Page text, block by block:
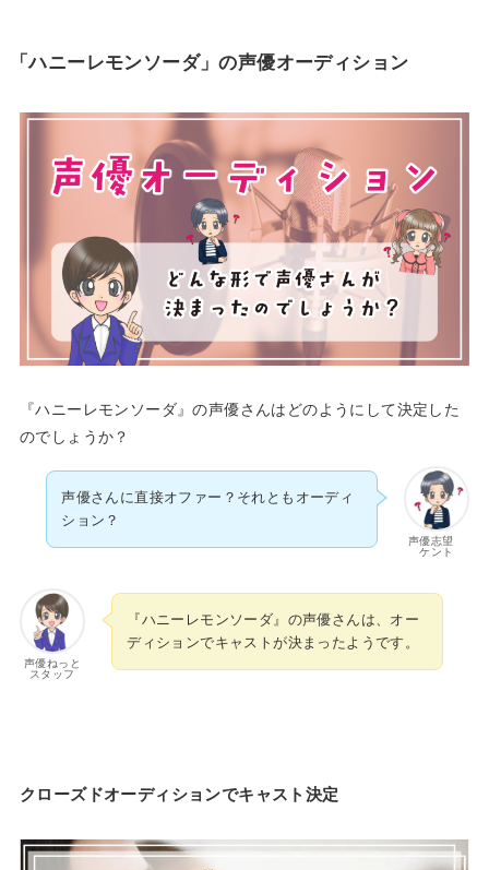
「ハニーレモンソーダ」の声優オーディション
『ハニーレモンソーダ』の声優さんはどのようにして決定した
のでしょうか？
声優志望
ケント
声優さんに直接オファー？それともオーディ
ション？
声優ねっと
スタッフ
『ハニーレモンソーダ』の声優さんは、オー
ディションでキャストが決まったようです。
クローズドオーディションでキャスト決定